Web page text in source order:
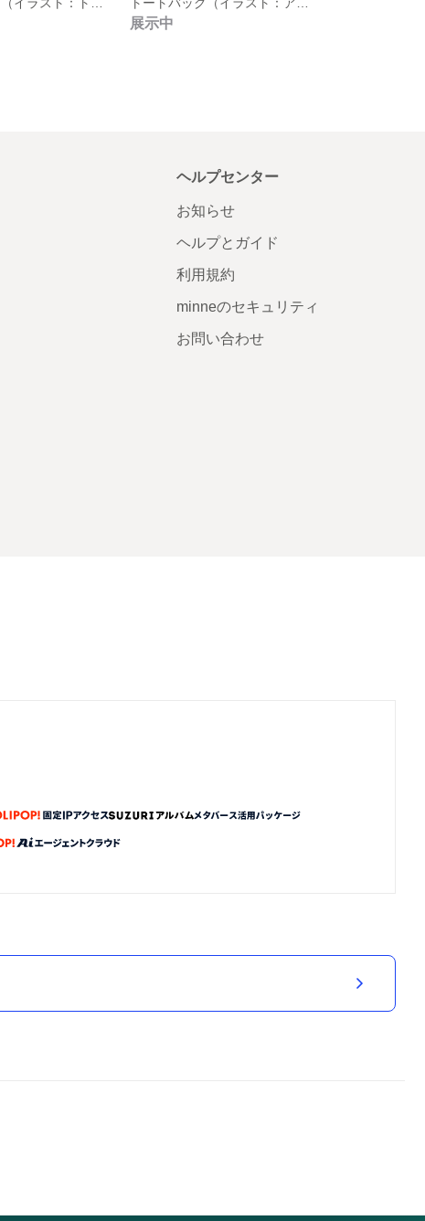
展示中
ヘルプセンター
お知らせ
ヘルプとガイド
利用規約
minneのセキュリティ
お問い合わせ